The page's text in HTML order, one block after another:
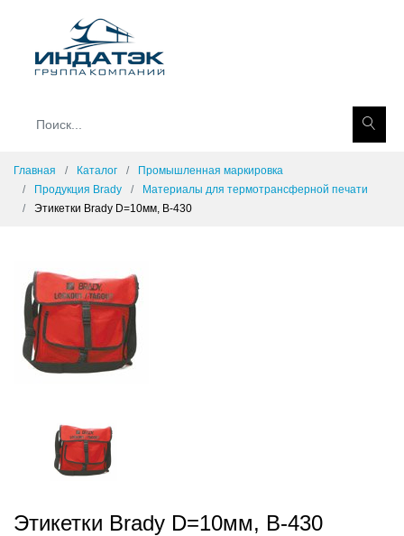
Главная Каталог
Промышленная маркировка
Продукция Brady
Материалы для термотрансферной печати
Этикетки Brady D=10мм, B-430
Этикетки Brady D=10мм, B-430